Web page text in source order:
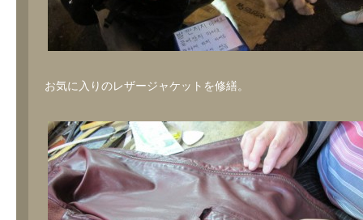
お気に入りのレザージャケットを修繕。